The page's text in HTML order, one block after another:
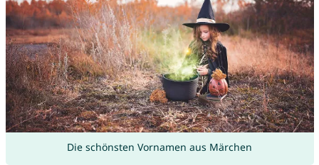
Die schönsten Vornamen aus Märchen